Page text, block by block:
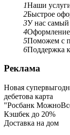
1Наши
2Быстрое
3У нас самый
4Оформление
5Поможем с
6Поддержка
Реклама
Новая
дебетова карта
"Росбанк
Кэшбек до 20%
Доставка на дом